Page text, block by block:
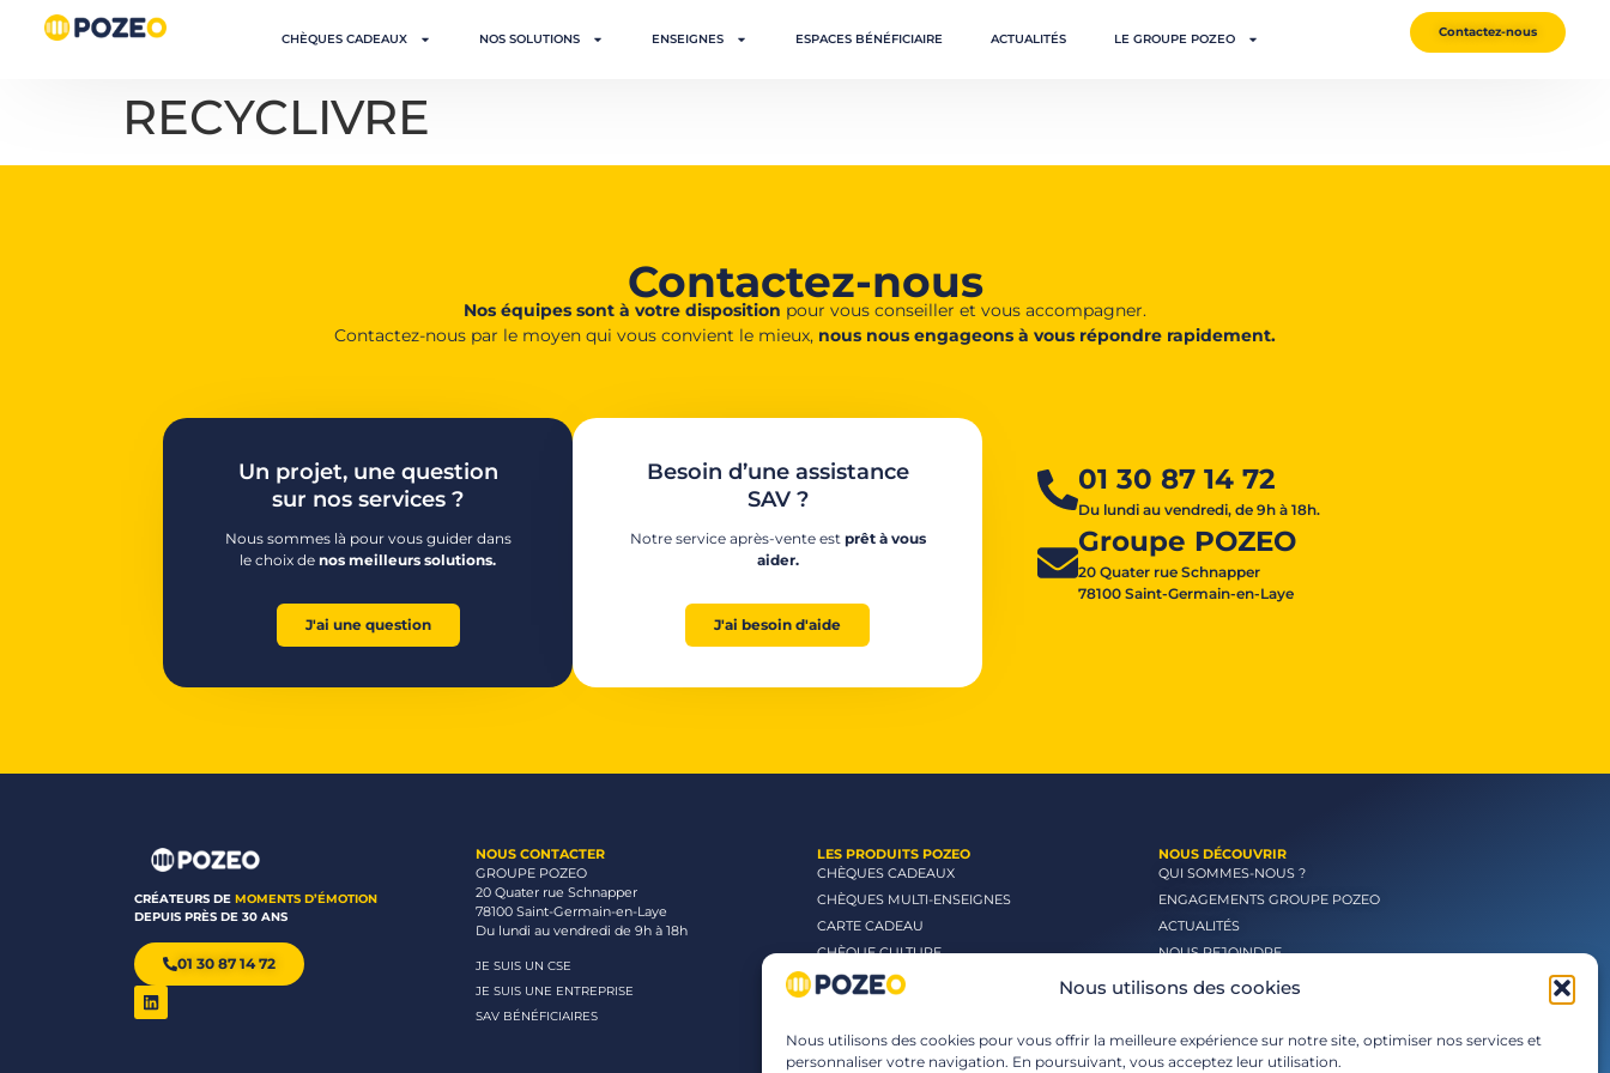
Nous utilisons des cookies
Nous utilisons des cookies pour vous offrir la meilleure expérience sur notre site, optimiser nos services et
personnaliser votre navigation. En poursuivant, vous acceptez leur utilisation.
CHÈQUES CADEAUX NOS SOLUTIONS ENSEIGNES ESPACES BÉNÉFICIAIRE ACTUALITÉS LE GROUPE POZEO Contactez-nous
RECYCLIVRE
Contactez-nous
Nos équipes sont à votre disposition pour vous conseiller et vous accompagner.
Contactez-nous par le moyen qui vous convient le mieux, nous nous engageons à vous répondre rapidement.
Un projet, une question
sur nos services ?
Nous sommes là pour vous guider dans
le choix denos meilleurs solutions.
J'ai une question
Besoin d’une assistance
SAV ?
Notre service après-vente est prêt à vous
aider.
J'ai besoin d'aide
01 30 87 14 72
Du lundi au vendredi, de 9h à 18h.
Groupe POZEO
20 Quater rue Schnapper
78100 Saint-Germain-en-Laye
CRÉATEURS DE MOMENTS D’ÉMOTION
DEPUIS PRÈS DE 30 ANS
01 30 87 14 72
NOUS CONTACTER
GROUPE POZEO
20 Quater rue Schnapper
78100 Saint-Germain-en-Laye
Du lundi au vendredi de 9h à 18h
JE SUIS UN CSE
JE SUIS UNE ENTREPRISE
SAV BÉNÉFICIAIRES
LES PRODUITS POZEO
CHÈQUES CADEAUX
CHÈQUES MULTI-ENSEIGNES
CARTE CADEAU
CHÈQUE CULTURE
CHÈQUE CINÉMA
NOUS DÉCOUVRIR
QUI SOMMES-NOUS ?
ENGAGEMENTS GROUPE POZEO
ACTUALITÉS
NOUS REJOINDRE